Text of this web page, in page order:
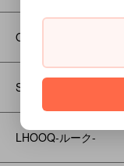
Orange Cosme-オレ
SUNCALL-サンコール-
LHOOQ-ルーク-